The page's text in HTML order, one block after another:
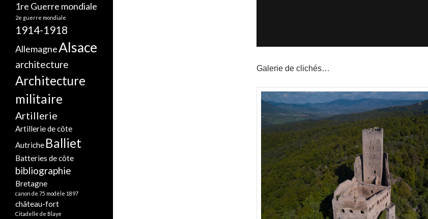
Galerie de clichés…
1re Guerre mondiale
2e guerre mondiale
1914-1918
AllemagneAlsace
architecture
Architecture
militaire
Artillerie
Artillerie de côte
Autriche Balliet
Batteries de côte
bibliographie
Bretagne
canon de 75 modèle 1897
château-fort
Citadelle de Blaye